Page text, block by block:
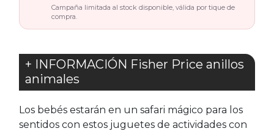
Campaña limitada al stock disponible, válida por tique de
compra.
+ INFORMACIÓN Fisher Price anillos
animales
Los bebés estarán en un safari mágico para los
sentidos con estos juguetes de actividades con